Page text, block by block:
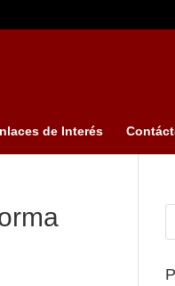
de Interés